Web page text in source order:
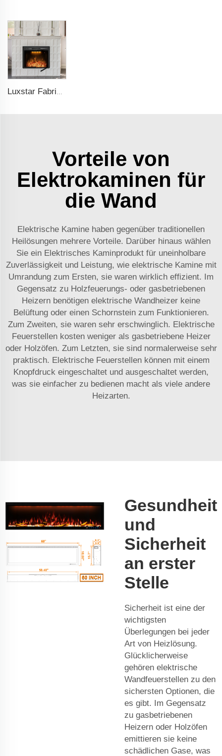
Luxstar Fabrik 50 Zoll Einfügung Dekorationsfeuerbrenner Innenbereich Elektrischer Kaminschacht mit 3 Flammenfarben
Vorteile von
Elektrokaminen für
die Wand
Elektrische Kamine haben gegenüber traditionellen
Heilösungen mehrere Vorteile. Darüber hinaus wählen
Sie ein Elektrisches Kaminprodukt für uneinholbare
Zuverlässigkeit und Leistung, wie elektrische Kamine mit
Umrandung zum Ersten, sie waren wirklich effizient. Im
Gegensatz zu Holzfeuerungs- oder gasbetriebenen
Heizern benötigen elektrische Wandheizer keine
Belüftung oder einen Schornstein zum Funktionieren.
Zum Zweiten, sie waren sehr erschwinglich. Elektrische
Feuerstellen kosten weniger als gasbetriebene Heizer
oder Holzöfen. Zum Letzten, sie sind normalerweise sehr
praktisch. Elektrische Feuerstellen können mit einem
Knopfdruck eingeschaltet und ausgeschaltet werden,
was sie einfacher zu bedienen macht als viele andere
Heizarten.
Gesundheit
und
Sicherheit
an erster
Stelle
Sicherheit ist eine der
wichtigsten
Überlegungen bei jeder
Art von Heizlösung.
Glücklicherweise
gehören elektrische
Wandfeuerstellen zu den
sichersten Optionen, die
es gibt. Im Gegensatz
zu gasbetriebenen
Heizern oder Holzöfen
emittieren sie keine
schädlichen Gase, was